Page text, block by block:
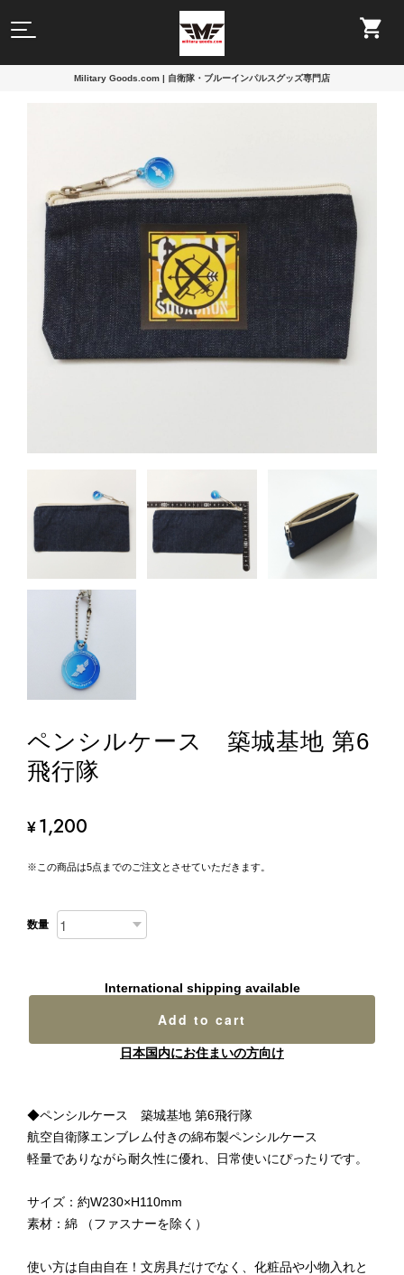
Military Goods.com | 自衛隊・ブルーインパルスグッズ専門店
ペンシルケース 築城基地 第6
飛行隊
¥1,200
※この商品は5点までのご注文とさせていただきます。
数量
International shipping available
Add to cart
日本国内にお住まいの方向け
◆ペンシルケース 築城基地 第6飛行隊
航空自衛隊エンブレム付きの綿布製ペンシルケース
軽量でありながら耐久性に優れ、日常使いにぴったりです。
サイズ：約W230×H110mm
素材：綿 （ファスナーを除く）
使い方は自由自在！文房具だけでなく、化粧品や小物入れと